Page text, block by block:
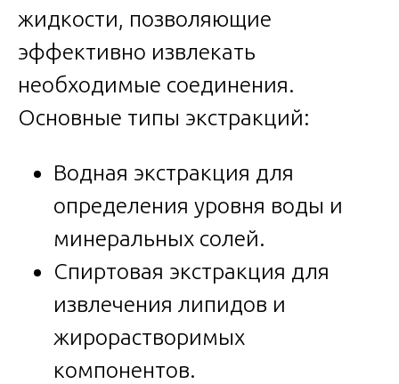
жидкости, позволяющие
эффективно извлекать
необходимые соединения.
Основные типы экстракций:
Водная экстракция для
определения уровня воды и
минеральных солей.
Спиртовая экстракция для
извлечения липидов и
жирорастворимых
компонентов.